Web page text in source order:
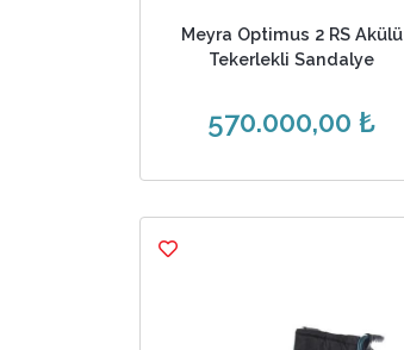
Meyra Optimus 2 RS Akülü
Tekerlekli Sandalye
570.000,00 ₺